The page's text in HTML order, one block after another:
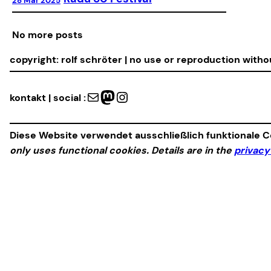
No more posts
copyright: rolf schröter | no use or reproduction
kontakt | social :Mail Mastodon Instagram
Diese Website verwendet ausschließlich funktionale
only uses functional cookies. Details are in the